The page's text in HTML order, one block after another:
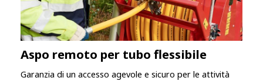
Aspo remoto per tubo flessibile
Garanzia di un accesso agevole e sicuro per le attività